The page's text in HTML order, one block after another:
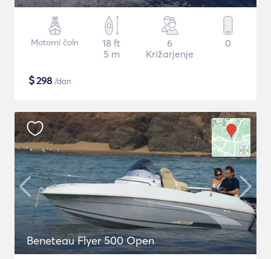
Motorni čoln
18 ft
5 m
6
Križarjenje
0
$298 /dan
Beneteau Flyer 500 Open